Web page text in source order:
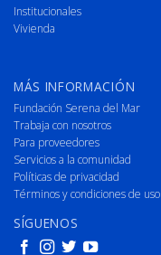
Institucionales
Vivienda
MÁS INFORMACIÓN
Fundación Serena del Mar
Trabaja con nosotros
Para proveedores
Servicios a la comunidad
Políticas de privacidad
Términos y condiciones de uso
SÍGUENOS